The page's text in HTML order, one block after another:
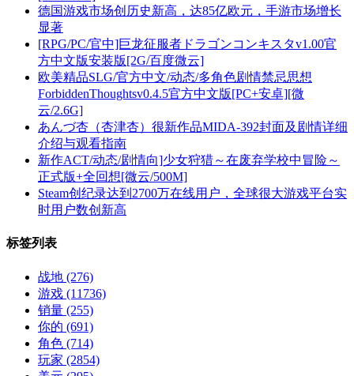
德国游戏市场创历史新高，达85亿欧元，手游市场增长
显著
[RPG/PC/官中]巨龙征服者ドラゴンコンキスタv1.00官
方中文版安装版[2G/百度微云]
欧美精品SLG/官方中文/动态/多角色剧情禁忌思想
ForbiddenThoughtsv0.4.5官方中文版[PC+安卓][微
云/2.6G]
あんづ杏（杏津杏）很新作品MIDA-392封面及剧情详细
介绍与观看指南
新作ACT/动态/剧情向]少女狩猎～在废弃学校中冒险～
正式版+全回想[微云/500M]
Steam创纪录达到2700万在线用户，全球很大游戏平台实
时用户数创新高
标签列表
战地 (276)
游戏 (11736)
销量 (255)
你的 (691)
角色 (714)
玩家 (2854)